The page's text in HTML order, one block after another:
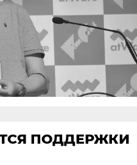
ПОДДЕРЖКИ